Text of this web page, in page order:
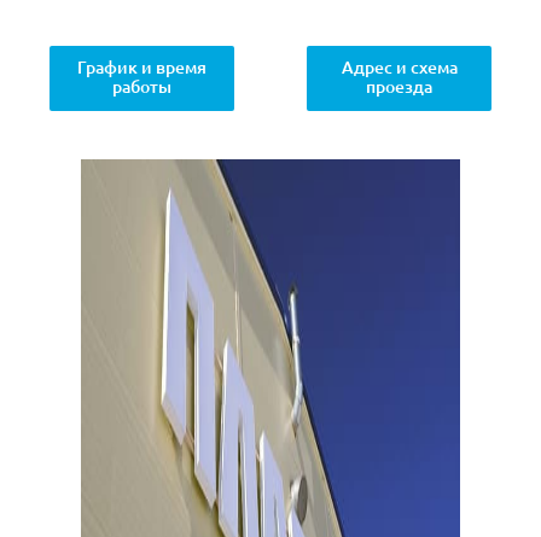
График и время
работы
Адрес и схема
проезда